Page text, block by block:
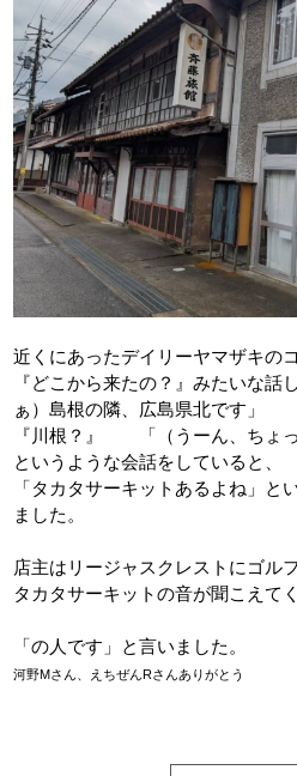
近くにあったデイリーヤマザキの
『どこから来たの？』みたいな話
ぁ）島根の隣、広島県北です」
『川根？』 「（うーん、ちょっ
というような会話をしていると、
「タカタサーキットあるよね」と
ました。
店主はリージャスクレストにゴル
タカタサーキットの音が聞こえて
「の人です」と言いました。
河野Mさん、えちぜんRさんありがとう